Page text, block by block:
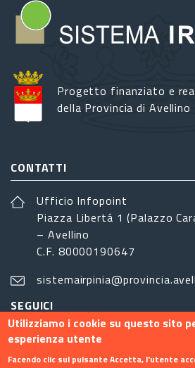
Progetto finanziato e
della Provincia di Avellino
CONTATTI
Ufficio Infopoint
Piazza Libertá 1 (Palazzo
– Avellino
C.F. 80000190647
SEGUICI
Utilizziamo i cookie su questo sito
esperienza utente
Facendo clic sul pulsante Accetta, l'utente